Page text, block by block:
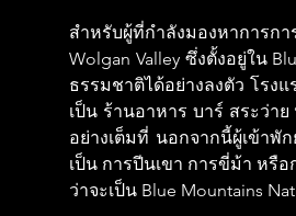
สำหรับผู้ที่กำลังมองหาการก
Wolgan Valley ซึ่งตั้งอยู่ใน
ธรรมชาติได้อย่างลงตัว โรง
เป็น ร้านอาหาร บาร์ สระว่า
อย่างเต็มที่ นอกจากนี้ผู้เข้าพั
เป็น การปีนเขา การขี่ม้า หรื
ว่าจะเป็น Blue Mountains